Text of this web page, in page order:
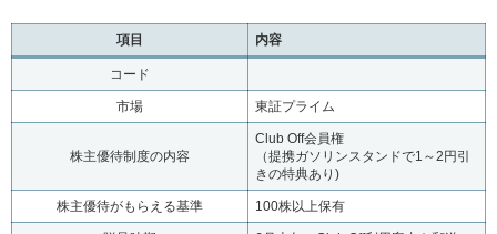
項目 内容
コード
市場 東証プライム
株主優待制度の内容
Club Off会員権
（提携ガソリンスタンドで1～2円引
きの特典あり)
株主優待がもらえる基準 100株以上保有